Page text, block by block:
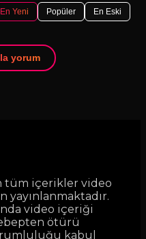
En Yeni Popüler En Eski
yorum
tüm içerikler video
yayınlanmaktadır.
video içeriği
ötürü
kabul